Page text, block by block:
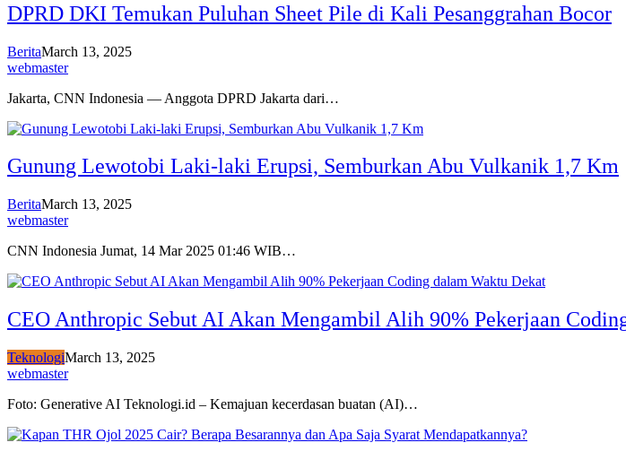
DPRD DKI Temukan Puluhan Sheet Pile di Kali Pesanggrahan Bocor
BeritaMarch 13, 2025
webmaster
Jakarta, CNN Indonesia — Anggota DPRD Jakarta dari…
Gunung Lewotobi Laki-laki Erupsi, Semburkan Abu Vulkanik 1,7 Km
BeritaMarch 13, 2025
webmaster
CNN Indonesia Jumat, 14 Mar 2025 01:46 WIB…
CEO Anthropic Sebut AI Akan Mengambil Alih 90% Pekerjaan
TeknologiMarch 13, 2025
webmaster
Foto: Generative AI Teknologi.id – Kemajuan kecerdasan buatan (AI)…